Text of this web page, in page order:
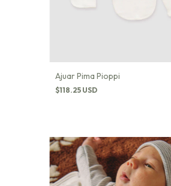
Ajuar Pima Pioppi
$118.25 USD